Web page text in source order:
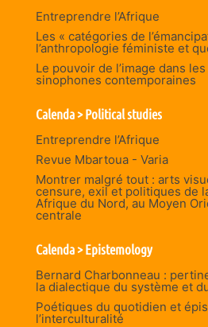
Entreprendre l’Afrique
Les « catégories de
l’anthropologie féministe et
Le pouvoir de l’image dans
sinophones contemporaines
Calenda > Political studies
Entreprendre l’Afrique
Revue Mbartoua - Varia
Montrer malgré tout : arts
censure, exil et politiques de
Afrique du Nord, au Moyen
centrale
Calenda > Epistemology
Bernard Charbonneau :
la dialectique du système et
Poétiques du quotidien et
l’interculturalité